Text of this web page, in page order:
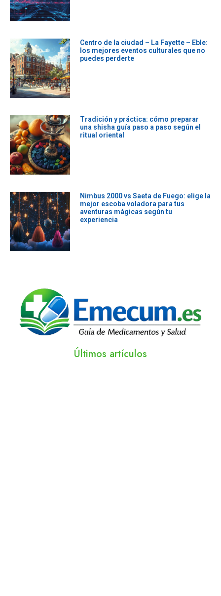
Centro de la ciudad – La Fayette – Eble:
los mejores eventos culturales que no
puedes perderte
Tradición y práctica: cómo preparar
una shisha guía paso a paso según el
ritual oriental
Nimbus 2000 vs Saeta de Fuego: elige la
mejor escoba voladora para tus
aventuras mágicas según tu
experiencia
Últimos artículos